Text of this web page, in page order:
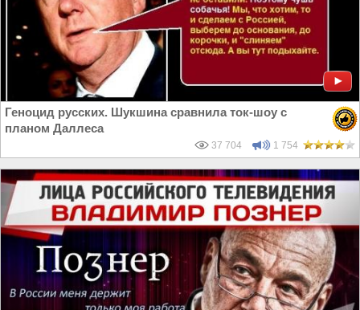
Геноцид русских. Шукшина сравнила ток-шоу с
планом Даллеса
37 704 1 754